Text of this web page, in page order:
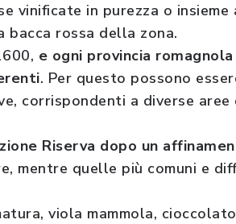
vinificate in purezza o insieme
bacca rossa della zona.
e ogni provincia romagnola
. Per questo possono
corrispondenti a diverse aree
Riserva dopo un
mentre quelle più comuni e
viola mammola, cioccolato